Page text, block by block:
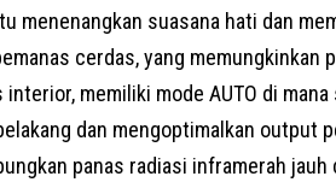
menenangkan suasana hati dan
cerdas, yang
interior, memiliki mode AUTO di
dan mengoptimalkan output
panas radiasi inframerah